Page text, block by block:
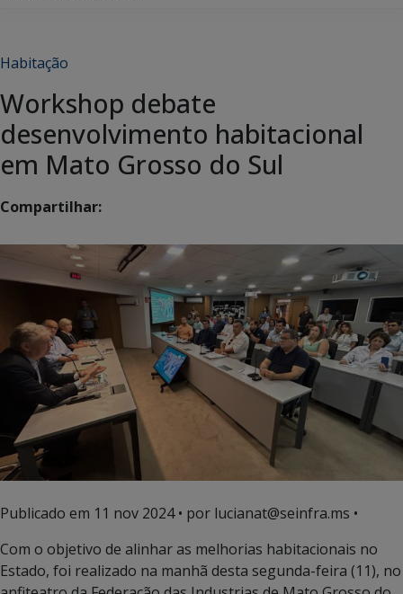
Habitação
Workshop debate
desenvolvimento habitacional
em Mato Grosso do Sul
Compartilhar:
Publicado em 11 nov 2024• por lucianat@seinfra.ms •
Com o objetivo de alinhar as melhorias habitacionais no
Estado, foi realizado na manhã desta segunda-feira (11), no